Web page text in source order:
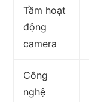
Tầm hoạt
động
camera
Công
nghệ